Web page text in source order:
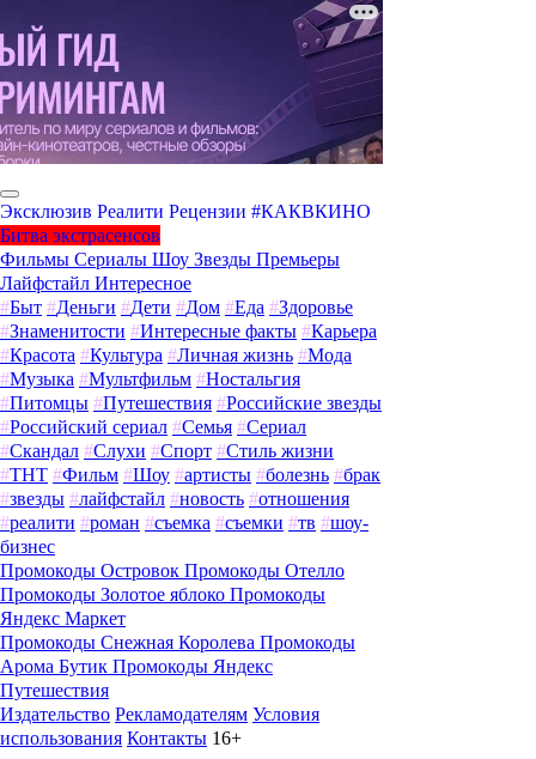
Эксклюзив Реалити Рецензии #КАКВКИНО
Битва экстрасенсов
Фильмы Сериалы Шоу Звезды Премьеры
Лайфстайл Интересное
#Быт #Деньги #Дети #Дом #Еда #Здоровье
#Знаменитости #Интересные факты #Карьера
#Красота #Культура #Личная жизнь #Мода
#Музыка #Мультфильм #Ностальгия
#Питомцы #Путешествия #Российские звезды
#Российский сериал #Семья #Сериал
#Скандал #Слухи #Спорт #Стиль жизни
#ТНТ #Фильм #Шоу #артисты #болезнь #брак
#звезды #лайфстайл #новость #отношения
#реалити #роман #съемка #съемки #тв #шоу-
бизнес
Промокоды Островок Промокоды Отелло
Промокоды Золотое яблоко Промокоды
Яндекс Маркет
Промокоды Снежная Королева Промокоды
Арома Бутик Промокоды Яндекс
Путешествия
Издательство Рекламодателям Условия
использования Контакты 16+